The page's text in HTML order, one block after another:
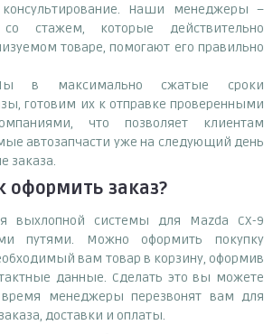
консультирование. Наши менеджеры –
со стажем, которые действительно
товаре, помогают его правильно
Мы в максимально сжатые сроки
готовим их к отправке проверенными
что позволяет клиентам
автозапчасти уже на следующий день
заказа.
оформить заказ?
выхлопной системы для Mazda CX-9
путями. Можно оформить покупку
вам товар в корзину, оформив
данные. Сделать это вы можете
менеджеры перезвонят вам для
доставки и оплаты.